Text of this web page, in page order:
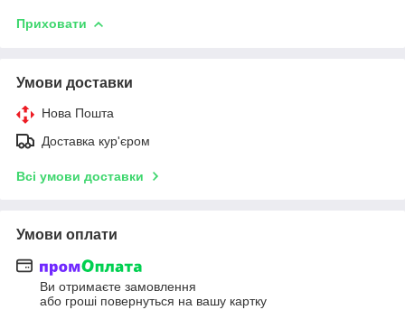
Приховати
Умови доставки
Нова Пошта
Доставка кур'єром
Всі умови доставки
Умови оплати
Ви отримаєте замовлення
або гроші повернуться на вашу картку